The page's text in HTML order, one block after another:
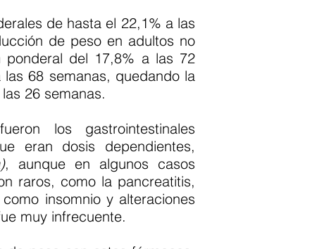
de hasta el 22,1% a las
de peso en adultos no
del 17,8% a las 72
68 semanas, quedando la
26 semanas.
los gastrointestinales
eran dosis dependientes,
, aunque en algunos casos
raros, como la pancreatitis,
insomnio y alteraciones
muy infrecuente.